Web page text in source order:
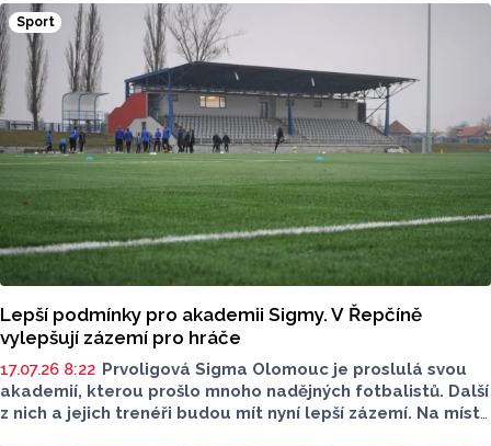
z Androva stadionu odešel do Jablonce, předtím se tam
vydal obránce Jiří Sláma.
Sport
Lepší podmínky pro akademii Sigmy. V Řepčíně
vylepšují zázemí pro hráče
17.07.26 8:22 Prvoligová Sigma Olomouc je proslulá svou
akademií, kterou prošlo mnoho nadějných fotbalistů. Další
z nich a jejich trenéři budou mít nyní lepší zázemí. Na místě